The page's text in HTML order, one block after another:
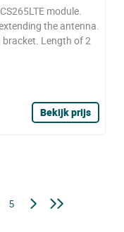
module.
the antenna.
Length of 2
Bekijk prijs
5